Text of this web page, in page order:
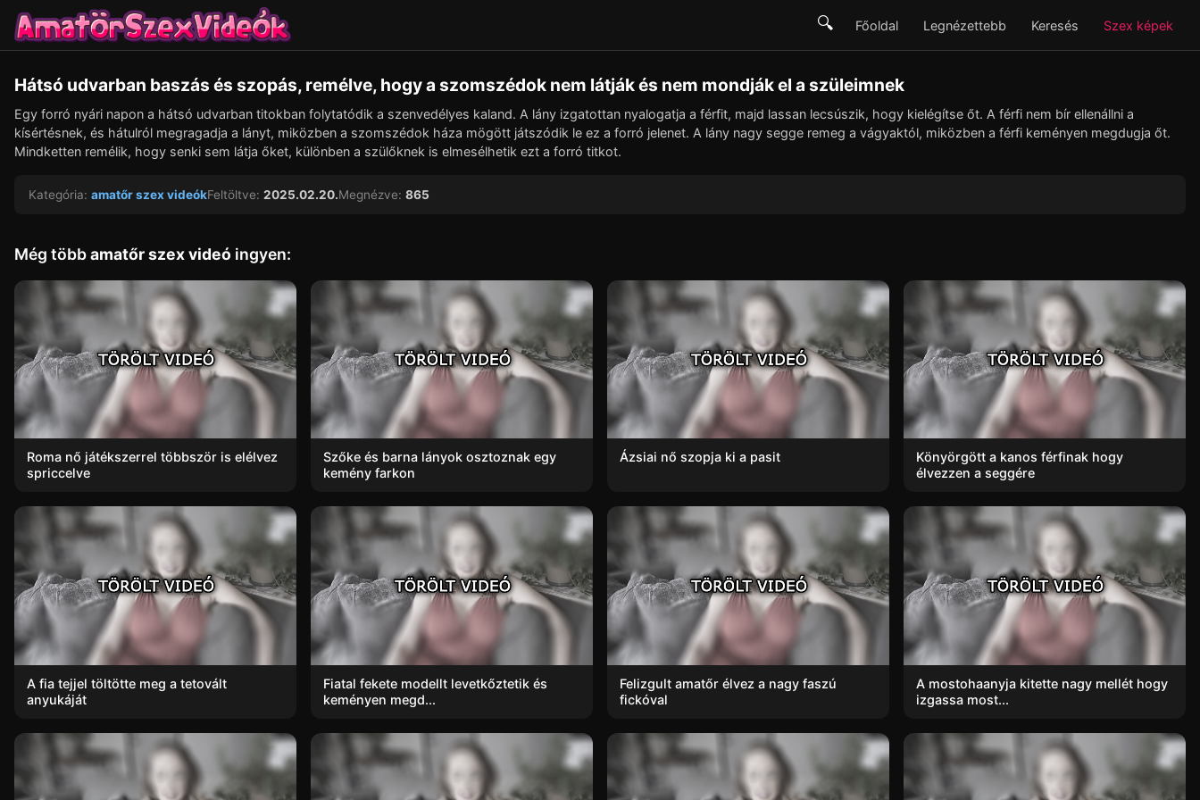
🔍 Főoldal Legnézettebb Keresés Szex képek
▶
Hátsó udvarban baszás és szopás, remélve, hogy a szomszédok nem látják és nem mondják el a szüleimnek
Egy forró nyári napon a hátsó udvarban titokban folytatódik a szenvedélyes kaland. A lány izgatottan nyalogatja a férfit, majd lassan lecsúszik, hogy kielégítse őt. A férfi nem bír ellenállni a
kísértésnek, és hátulról megragadja a lányt, miközben a szomszédok háza mögött játszódik le ez a forró jelenet. A lány nagy segge remeg a vágyaktól, miközben a férfi keményen megdugja őt.
Mindketten remélik, hogy senki sem látja őket, különben a szülőknek is elmesélhetik ezt a forró titkot.
Kategória: amatőr szex videókFeltöltve: 2025.02.20.Megnézve: 865
Még többamatőr szex videó ingyen:
Roma nő játékszerrel többször is elélvez
spriccelve
Szőke és barna lányok osztoznak egy
kemény farkon
Ázsiai nő szopja ki a pasit
Könyörgött a kanos férfinak hogy
élvezzen a seggére
A fia tejjel töltötte meg a tetovált
anyukáját
Fiatal fekete modellt levetkőztetik és
keményen megd...
Felizgult amatőr élvez a nagy faszú
fickóval
A mostohaanyja kitette nagy mellét hogy
izgassa most...